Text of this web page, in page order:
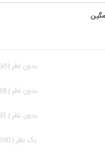
بدون نظر | 1,460 بازدید
بدون نظر | 1,138 بازدید
بدون نظر | 5,693 بازدید
يک نظر | 10,590 بازدید